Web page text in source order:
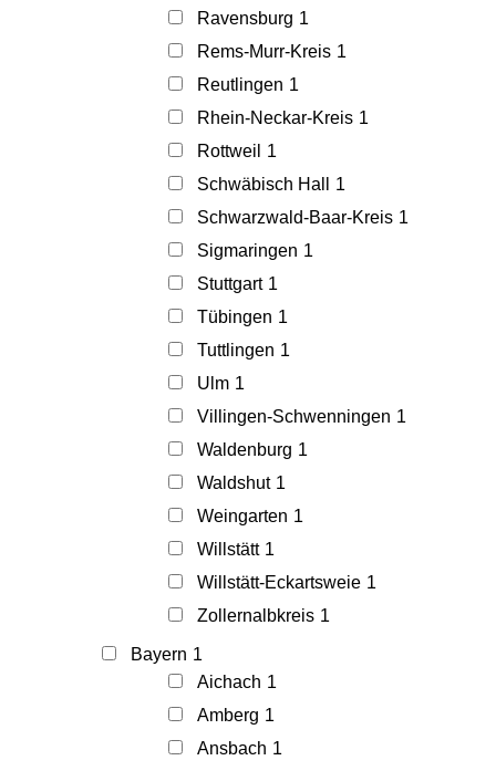
Ravensburg 1
Rems-Murr-Kreis 1
Reutlingen 1
Rhein-Neckar-Kreis 1
Rottweil
1
Schwäbisch Hall
1
Schwarzwald-Baar-Kreis 1
Sigmaringen 1
Stuttgart 1
Tübingen 1
Tuttlingen 1
Ulm 1
Villingen-Schwenningen 1
Waldenburg 1
Waldshut 1
Weingarten 1
Willstätt 1
Willstätt-Eckartsweie 1
Zollernalbkreis 1
Bayern 1
Aichach 1
Amberg 1
Ansbach 1